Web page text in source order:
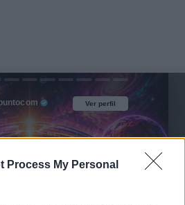
Process My Personal
Ver perfil
Ver perfil